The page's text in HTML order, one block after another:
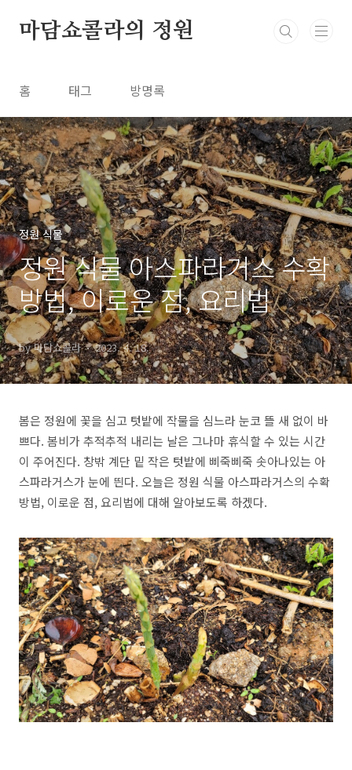
마담쇼콜라의 정원
홈 태그 방명록
정원 식물
정원 식물 아스파라거스 수확
방법, 이로운 점, 요리법
by 마담쇼콜라 2023. 4. 18.
봄은 정원에 꽃을 심고 텃밭에 작물을 심느라 눈코 뜰 새 없이 바
쁘다. 봄비가 추적추적 내리는 날은 그나마 휴식할 수 있는 시간
이 주어진다. 창밖 계단 밑 작은 텃밭에 삐죽삐죽 솟아나있는 아
스파라거스가 눈에 띈다. 오늘은 정원 식물 아스파라거스의 수확
방법, 이로운 점, 요리법에 대해 알아보도록 하겠다.